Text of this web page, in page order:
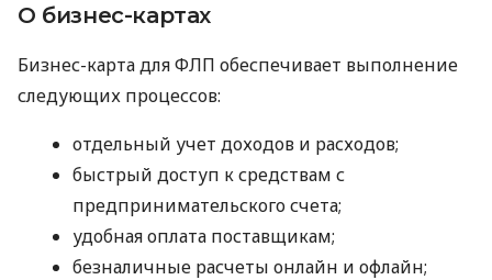
О бизнес-картах
Бизнес-карта для ФЛП обеспечивает выполнение
следующих процессов:
отдельный учет доходов и расходов;
быстрый доступ к средствам с
предпринимательского счета;
удобная оплата поставщикам;
безналичные расчеты онлайн и офлайн;